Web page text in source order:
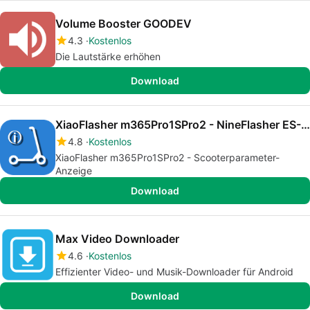
Volume Booster GOODEV
4.3 Kostenlos
Die Lautstärke erhöhen
Download
XiaoFlasher m365Pro1SPro2 - NineFlasher ES-G30
4.8 Kostenlos
XiaoFlasher m365Pro1SPro2 - Scooterparameter-
Anzeige
Download
Max Video Downloader
4.6 Kostenlos
Effizienter Video- und Musik-Downloader für Android
Download